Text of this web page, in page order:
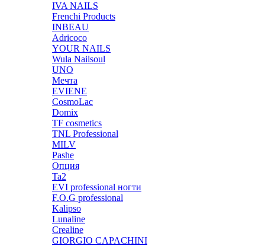
IVA NAILS
Frenchi Products
INBEAU
Adricoco
YOUR NAILS
Wula Nailsoul
UNO
Мечта
EVIENE
CosmoLac
Domix
TF cosmetics
TNL Professional
MILV
Pashe
Опция
Ta2
EVI professional ногти
F.O.G professional
Kalipso
Lunaline
Crealine
GIORGIO CAPACHINI